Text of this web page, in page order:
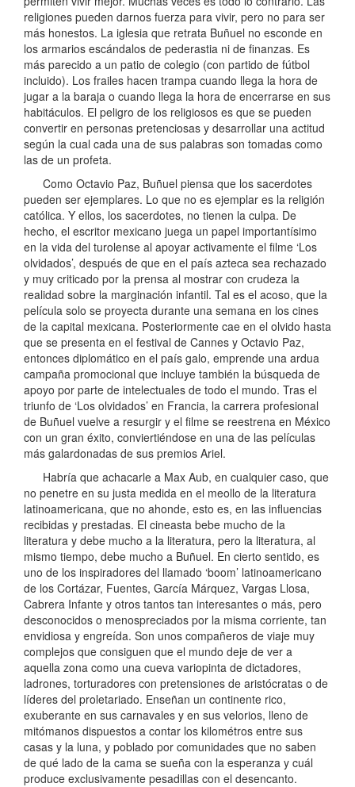
religiones pueden darnos fuerza para vivir, pero no para ser
más honestos. La iglesia que retrata Buñuel no esconde en
los armarios escándalos de pederastia ni de finanzas. Es
más parecido a un patio de colegio (con partido de fútbol
incluido). Los frailes hacen trampa cuando llega la hora de
jugar a la baraja o cuando llega la hora de encerrarse en sus
habitáculos. El peligro de los religiosos es que se pueden
convertir en personas pretenciosas y desarrollar una actitud
según la cual cada una de sus palabras son tomadas como
las de un profeta.
Como Octavio Paz, Buñuel piensa que los sacerdotes
pueden ser ejemplares. Lo que no es ejemplar es la religión
católica. Y ellos, los sacerdotes, no tienen la culpa. De
hecho, el escritor mexicano juega un papel importantísimo
en la vida del turolense al apoyar activamente el filme ‘Los
olvidados’, después de que en el país azteca sea rechazado
y muy criticado por la prensa al mostrar con crudeza la
realidad sobre la marginación infantil. Tal es el acoso, que la
película solo se proyecta durante una semana en los cines
de la capital mexicana. Posteriormente cae en el olvido hasta
que se presenta en el festival de Cannes y Octavio Paz,
entonces diplomático en el país galo, emprende una ardua
campaña promocional que incluye también la búsqueda de
apoyo por parte de intelectuales de todo el mundo. Tras el
triunfo de ‘Los olvidados’ en Francia, la carrera profesional
de Buñuel vuelve a resurgir y el filme se reestrena en México
con un gran éxito, conviertiéndose en una de las películas
más galardonadas de sus premios Ariel.
Habría que achacarle a Max Aub, en cualquier caso, que
no penetre en su justa medida en el meollo de la literatura
latinoamericana, que no ahonde, esto es, en las influencias
recibidas y prestadas. El cineasta bebe mucho de la
literatura y debe mucho a la literatura, pero la literatura, al
mismo tiempo, debe mucho a Buñuel. En cierto sentido, es
uno de los inspiradores del llamado ‘boom’ latinoamericano
de los Cortázar, Fuentes, García Márquez, Vargas Llosa,
Cabrera Infante y otros tantos tan interesantes o más, pero
desconocidos o menospreciados por la misma corriente, tan
envidiosa y engreída. Son unos compañeros de viaje muy
complejos que consiguen que el mundo deje de ver a
aquella zona como una cueva variopinta de dictadores,
ladrones, torturadores con pretensiones de aristócratas o de
líderes del proletariado. Enseñan un continente rico,
exuberante en sus carnavales y en sus velorios, lleno de
mitómanos dispuestos a contar los kilométros entre sus
casas y la luna, y poblado por comunidades que no saben
de qué lado de la cama se sueña con la esperanza y cuál
produce exclusivamente pesadillas con el desencanto.